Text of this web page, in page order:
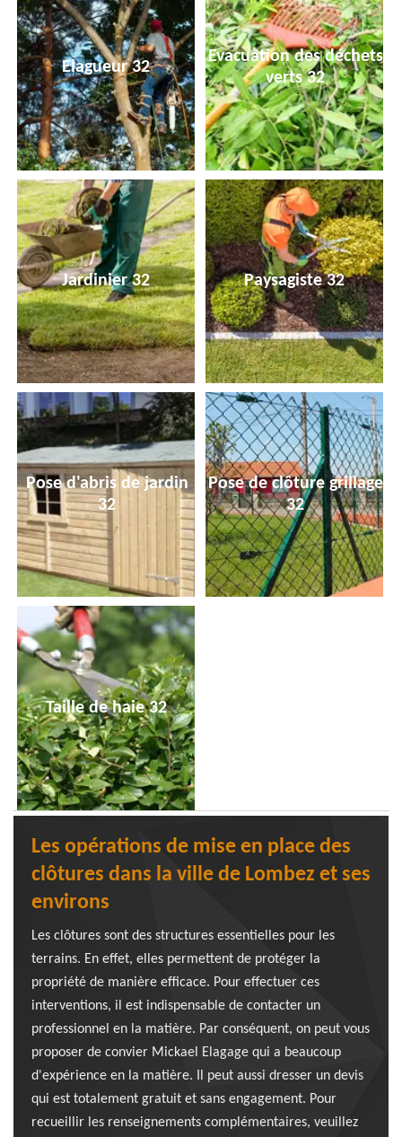
Elagueur 32
Evacuation des déchets
verts 32
Jardinier 32 Paysagiste 32
Pose d'abris de jardin
32
Pose de clôture grillage
32
Taille de haie 32
Les opérations de mise en place des
clôtures dans la ville de Lombez et ses
environs
Les clôtures sont des structures essentielles pour les
terrains. En effet, elles permettent de protéger la
propriété de manière efficace. Pour effectuer ces
interventions, il est indispensable de contacter un
professionnel en la matière. Par conséquent, on peut vous
proposer de convier Mickael Elagage qui a beaucoup
d'expérience en la matière. Il peut aussi dresser un devis
qui est totalement gratuit et sans engagement. Pour
recueillir les renseignements complémentaires, veuillez